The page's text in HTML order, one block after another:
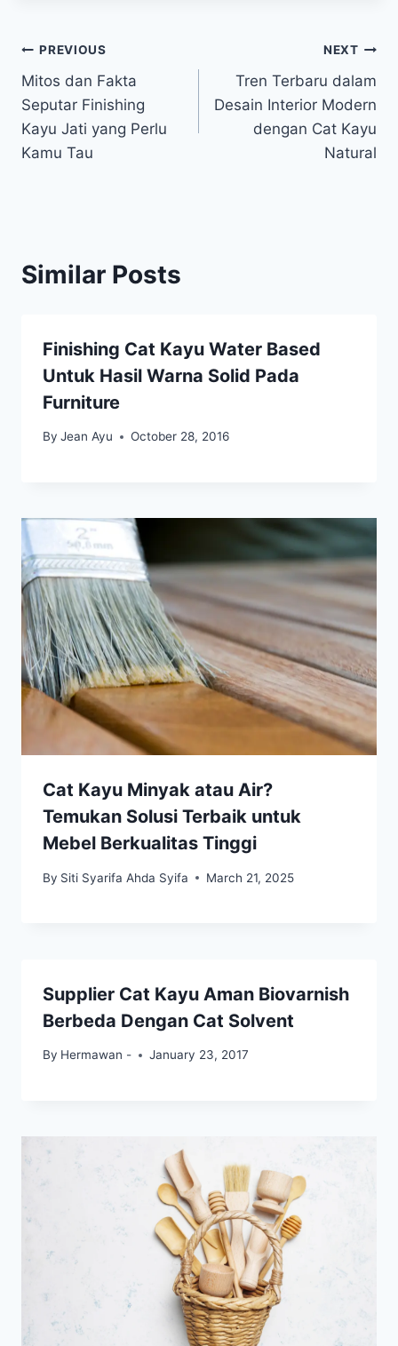
Post
navigation
PREVIOUS
Mitos dan Fakta
Seputar Finishing
Kayu Jati yang Perlu
Kamu Tau
NEXT
Tren Terbaru dalam
Desain Interior Modern
dengan Cat Kayu
Natural
Similar Posts
Finishing Cat Kayu Water Based
Untuk Hasil Warna Solid Pada
Furniture
By Jean Ayu October 28, 2016
Cat Kayu Minyak atau Air?
Temukan Solusi Terbaik untuk
Mebel Berkualitas Tinggi
By Siti Syarifa Ahda Syifa March 21, 2025
Supplier Cat Kayu Aman Biovarnish
Berbeda Dengan Cat Solvent
By Hermawan - January 23, 2017